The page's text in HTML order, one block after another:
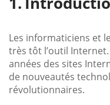
Les informaticiens et
très tôt l’outil
années des sites
de nouveautés
révolutionnaires.